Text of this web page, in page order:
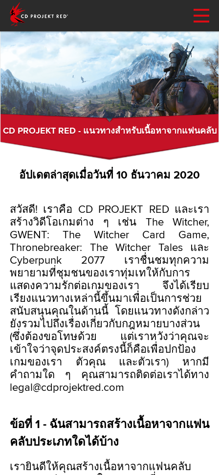
CD PROJEKT RED - แนวทางสำหรับเนื้อหาจากแฟนคลับ
อัปเดตล่าสุดเมื่อวันที่ 10 ธันวาคม 2020
สวัสดี! เราคือ CD PROJEKT RED และเรา
สร้างวิดีโอเกมต่าง ๆ เช่น The Witcher,
GWENT: The Witcher Card Game,
Thronebreaker: The Witcher Tales และ
Cyberpunk 2077 เราชื่นชมทุกความ
พยายามที่ชุมชนของเราทุ่มเทให้กับการ
แสดงความรักต่อเกมของเรา จึงได้เรียบ
เรียงแนวทางเหล่านี้ขึ้นมาเพื่อเป็นการช่วย
สนับสนุนคุณในด้านนี้ โดยแนวทางดังกล่าว
ยังรวมไปถึงเรื่องเกี่ยวกับกฎหมายบางส่วน
(ซึ่งต้องขอโทษด้วย แต่เราหวังว่าคุณจะ
เข้าใจว่าจุดประสงค์ตรงนี้ก็คือเพื่อปกป้อง
เกมของเรา ตัวคุณ และตัวเรา) หากมี
คำถามใด ๆ คุณสามารถติดต่อเราได้ทาง
legal@cdprojektred.com
ข้อที่ 1 - ฉันสามารถสร้างเนื้อหาจากแฟน
คลับประเภทใดได้บ้าง
เรายินดีให้คุณสร้างเนื้อหาจากแฟนคลับ